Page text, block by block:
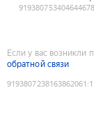
Если у вас возникли
обратной связи
9193807238163862061 :